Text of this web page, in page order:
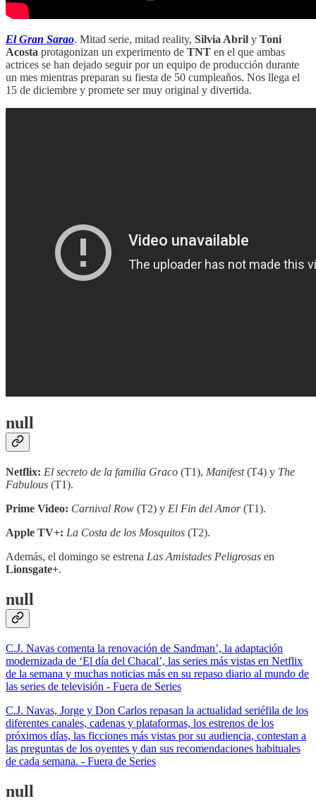
El Gran Sarao. Mitad serie, mitad reality, Silvia Abril y Toni
Acosta protagonizan un experimento de TNT en el que ambas
actrices se han dejado seguir por un equipo de producción durante
un mes mientras preparan su fiesta de 50 cumpleaños. Nos llega el
15 de diciembre y promete ser muy original y divertida.
null
Netflix: El secreto de la familia Graco (T1), Manifest(T4) y The
Fabulous (T1).
Prime Video: Carnival Row (T2) y El Fin del Amor(T1).
Apple TV+: La Costa de los Mosquitos (T2).
Además, el domingo se estrena Las Amistades Peligrosas en
Lionsgate+.
null
C.J. Navas comenta la renovación de Sandman’, la adaptación
modernizada de ‘El día del Chacal’, las series más vistas en Netflix
de la semana y muchas noticias más en su repaso diario al mundo de
las series de televisión - Fuera de Series
C.J. Navas, Jorge y Don Carlos repasan la actualidad seriéfila de los
diferentes canales, cadenas y plataformas, los estrenos de los
próximos días, las ficciones más vistas por su audiencia, contestan a
las preguntas de los oyentes y dan sus recomendaciones habituales
de cada semana. - Fuera de Series
null